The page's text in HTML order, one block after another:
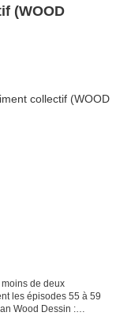
(WOOD
de deux
les épisodes 55 à 59
Wood Dessin :